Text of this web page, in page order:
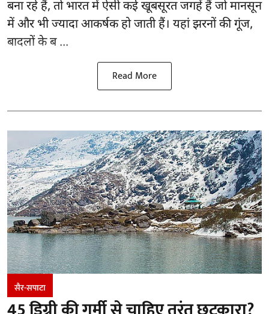
बना रहे हैं, तो भारत में ऐसी कई खूबसूरत जगहें हैं जो मानसून
में और भी ज्यादा आकर्षक हो जाती हैं। यहां झरनों की गूंज,
बादलों के ब ...
Read More
सैर-सपाटा